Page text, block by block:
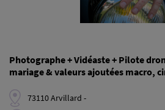
Photographe + Vidéaste + Pilote
mariage & valeurs ajoutées macro,
73110 Arvillard -